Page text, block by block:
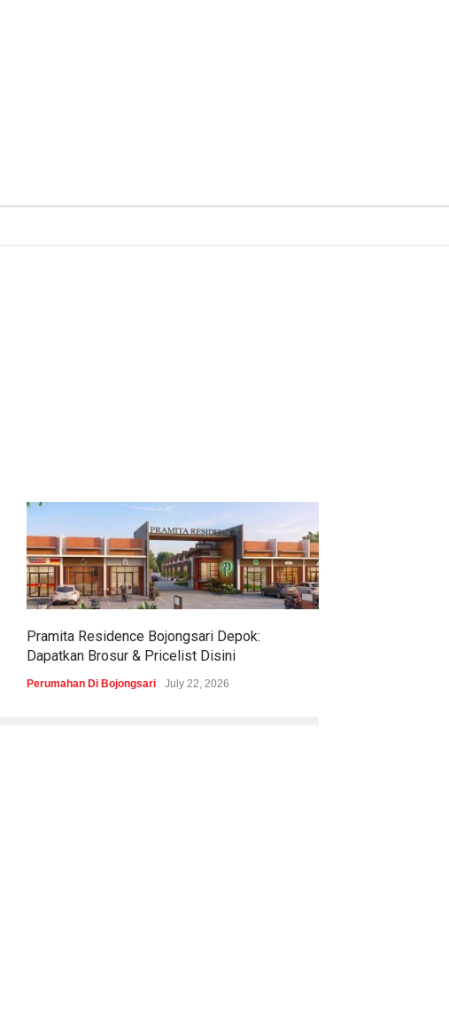
Pramita Residence Bojongsari Depok:
Dapatkan Brosur & Pricelist Disini
Perumahan Di Bojongsari July 22, 2026